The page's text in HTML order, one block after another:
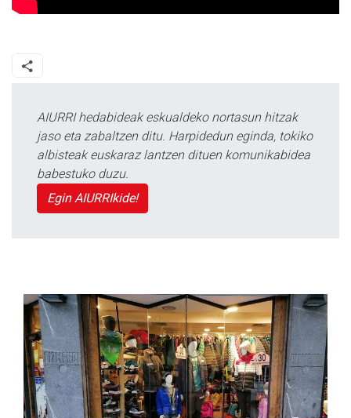
AIURRI hedabideak eskualdeko nortasun hitzak
jaso eta zabaltzen ditu. Harpidedun eginda, tokiko
albisteak euskaraz lantzen dituen komunikabidea
babestuko duzu.
Egin AIURRIkide!